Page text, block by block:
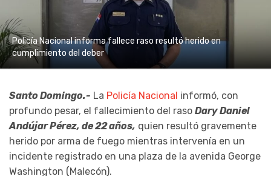
Policía Nacional informa fallece raso resultó herido en
cumplimiento del deber
Santo Domingo.- La Policía Nacional informó, con
profundo pesar, el fallecimiento del raso Dary Daniel
Andújar Pérez, de 22 años, quien resultó gravemente
herido por arma de fuego mientras intervenía en un
incidente registrado en una plaza de la avenida George
Washington (Malecón).